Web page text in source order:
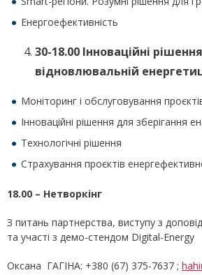
Енергоефективність
30-18.00 Інноваційні
відновлювальній
Моніторинг і обслуговування
Інноваційні рішення для зберігання
Технологічні рішення
Страхування проєктів
18.00 – Нетворкінг
З питань партнерства, виступу з
та участі з демо-стендом Digital-Energy
Оксана ГАГІНА: +380 (67) 375-7637 ;